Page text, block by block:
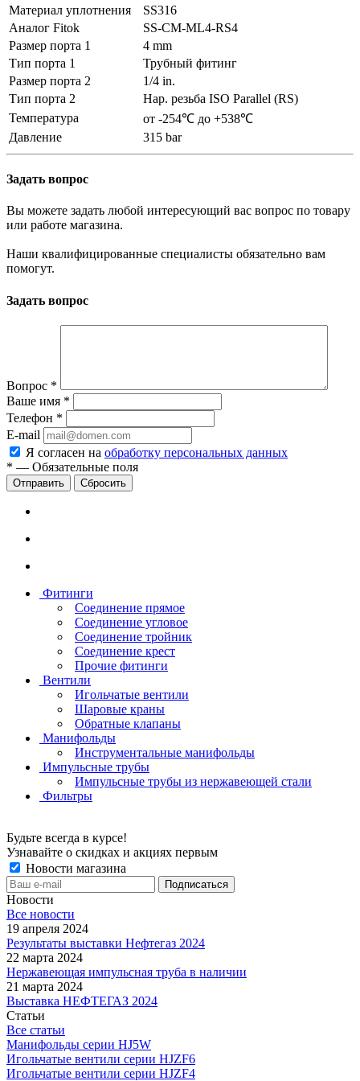
Материал уплотнения
SS316
Аналог Fitok
SS-CM-ML4-RS4
Размер порта 1
4 mm
Тип порта 1
Трубный фитинг
Размер порта 2
1/4 in.
Тип порта 2
Нар. резьба ISO Parallel (RS)
Температура
от -254℃ до +538℃
Давление
315 bar
Задать вопрос
Вы можете задать любой интересующий вас вопрос по товару
или работе магазина.
Наши квалифицированные специалисты обязательно вам
помогут.
Задать вопрос
Вопрос *
Ваше имя *
Телефон *
E-mail
Я согласен на обработку персональных данных
* — Обязательные поля
Сбросить
Фитинги
Соединение прямое
Соединение угловое
Соединение тройник
Соединение крест
Прочие фитинги
Вентили
Игольчатые вентили
Шаровые краны
Обратные клапаны
Манифольды
Инструментальные манифольды
Импульсные трубы
Импульсные трубы из нержавеющей стали
Фильтры
Будьте всегда в курсе!
Узнавайте о скидках и акциях первым
Новости магазина
Новости
Все новости
19 апреля 2024
Результаты выставки Нефтегаз 2024
22 марта 2024
Нержавеющая импульсная труба в наличии
21 марта 2024
Выставка НЕФТЕГАЗ 2024
Статьи
Все статьи
Манифольды серии HJ5W
Игольчатые вентили серии HJZF6
Игольчатые вентили серии HJZF4